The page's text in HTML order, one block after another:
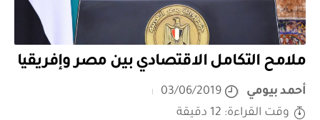
ملامح التكامل الاقتصادي بين مصر وإفريقيا
أحمد بيومي
03/06/2019
وقت القراءة: 12 دقيقة